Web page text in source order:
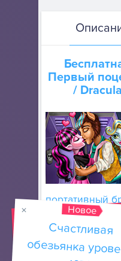
Первый
/
портативный
Firefox, чтобы
онлайн. Он не
установки:
его в любое
Новое
Счастливая
обезьянка уровень